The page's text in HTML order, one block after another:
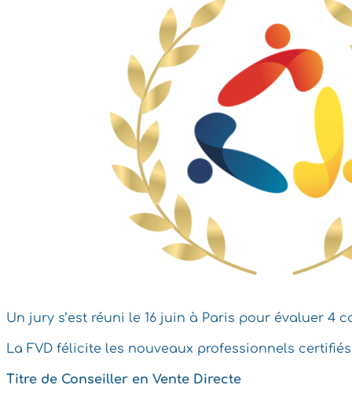
Un jury s’est réuni le 16 juin à Paris pour évaluer 4
La FVD félicite les nouveaux professionnels
Titre de Conseiller en Vente Directe